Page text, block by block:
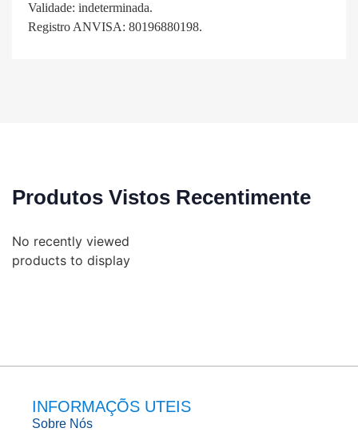
Validade: indeterminada.
Registro ANVISA: 80196880198.
Produtos Vistos Recentimente
No recently viewed
products to display
INFORMAÇÕS UTEIS
Sobre Nós